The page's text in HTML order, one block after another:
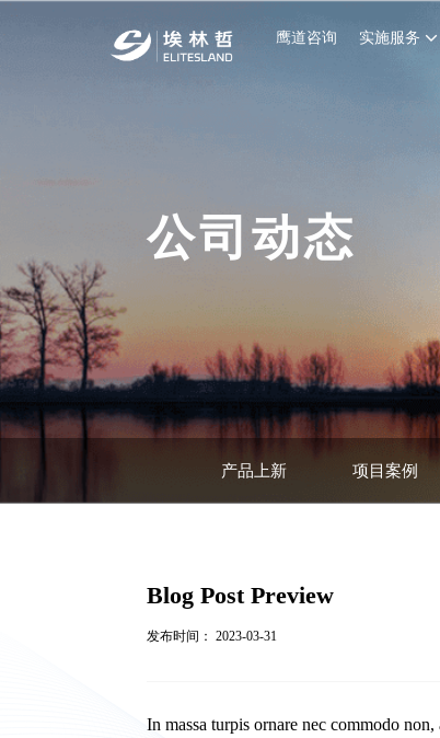
鹰道咨询 实施服务
公司动态
产品上新 项目案例
Blog Post Preview
发布时间： 2023-03-31
In massa turpis ornare nec commodo